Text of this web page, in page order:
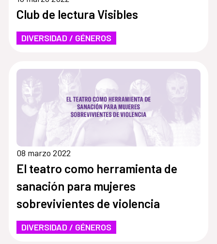
Club de lectura Visibles
DIVERSIDAD / GÉNEROS
08 marzo 2022
El teatro como herramienta de
sanación para mujeres
sobrevivientes de violencia
DIVERSIDAD / GÉNEROS